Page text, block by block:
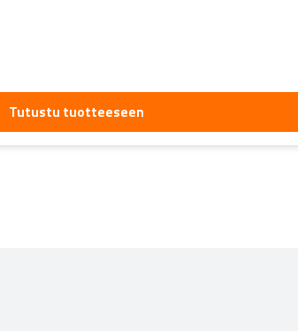
Tutustu tuotteeseen